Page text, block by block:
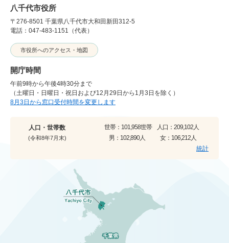
八千代市役所
〒276-8501 千葉県八千代市大和田新田312-5
電話：047-483-1151（代表）
市役所へのアクセス・地図
開庁時間
午前9時から午後4時30分まで
（土曜日・日曜日・祝日および12月29日から1月3日を除く）
8月3日から窓口受付時間を変更します
人口・世帯数
(令和8年7月末)
世帯： 101,958世帯 人口： 209,102人
男： 102,890人 女： 106,212人
統計